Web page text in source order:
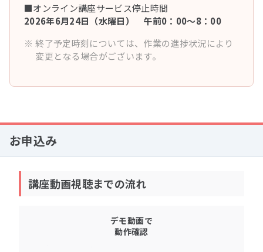
■オンライン講座サービス停止時間
2026年6月24日（水曜日） 午前0：00～8：00
※ 終了予定時刻については、作業の進捗状況により
変更となる場合がございます。
お申込み
講座動画視聴までの流れ
デモ動画で
動作確認